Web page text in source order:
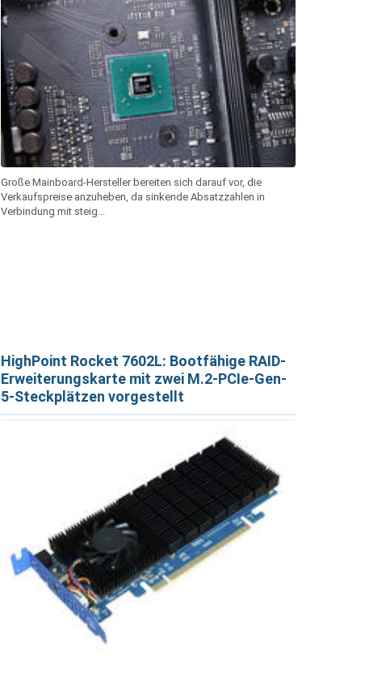
Große Mainboard-Hersteller bereiten sich darauf vor, die
Verkaufspreise anzuheben, da sinkende Absatzzahlen in
Verbindung mit steig...
HighPoint Rocket 7602L: Bootfähige RAID-
Erweiterungskarte mit zwei M.2-PCIe-Gen-
5-Steckplätzen vorgestellt